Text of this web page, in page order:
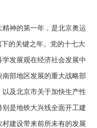
神的第一年，是北京奥运
的关键之年。党的十七大
发展观在经济社会发展中
部地区发展的重大战略部
及北京市关于加快生产性
是地铁大兴线全面开工建
建设带来前所未有的发展